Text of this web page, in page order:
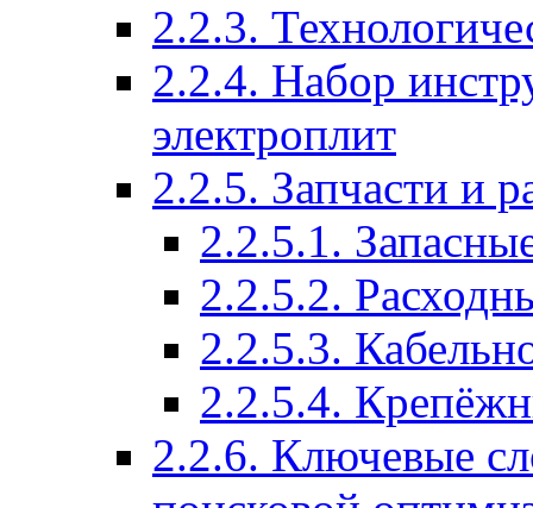
2.2.3.
2.2.4. Набор
электроплит
2.2.5. Запчасти и
2.2.5.1.
2.2.5.2.
2.2.5.3.
2.2.5.4.
2.2.6. Ключевые